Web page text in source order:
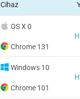
Cihaz
OS X 0
Chrome 131
Windows 10
Chrome 101